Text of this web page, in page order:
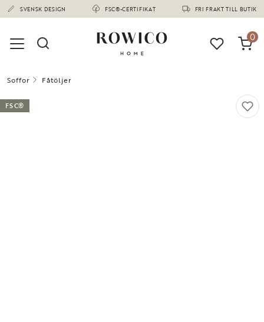
SVENSK DESIGN FSC®-CERTIFIKAT FRI FRAKT TILL BUTIK
(1673)
0
Soffor Fåtöljer
FSC®